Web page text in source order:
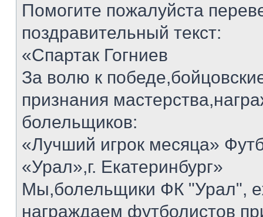
Помогите пожалуйста
поздравительный текст:
«Спартак Гогниев
За волю к
признания
болельщиков:
«Лучший игрок месяца»
«Урал»,г. Екатеринбург»
Мы,болельщики ФК "Урал",
награждаем футболистов